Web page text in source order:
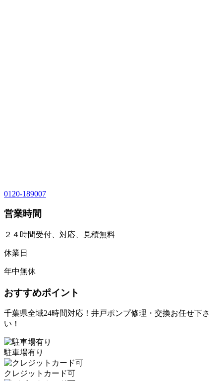
0120-189007
営業時間
２４時間受付、対応、見積無料
休業日
年中無休
おすすめポイント
千葉県全域24時間対応！井戸ポンプ修理・交換お任せ下さ
い！
駐車場有り
クレジットカード可